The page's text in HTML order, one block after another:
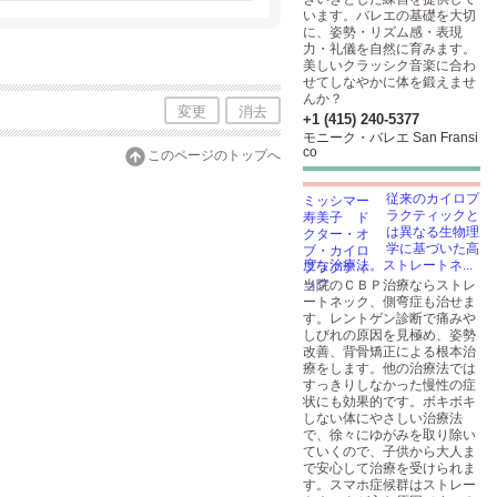
変更 消去
このページのトップへ
います。バレエの基礎を大切
に、姿勢・リズム感・表現
力・礼儀を自然に育みます。
美しいクラッシク音楽に合わ
せてしなやかに体を鍛えませ
んか？
+1 (415) 240-5377
モニーク・バレエ San Fransi
co
従来のカイロプ
ラクティックと
は異なる生物理
学に基づいた高
度な治療法。ストレートネ...
当院のＣＢＰ治療ならストレ
ートネック、側弯症も治せま
す。レントゲン診断で痛みや
しびれの原因を見極め、姿勢
改善、背骨矯正による根本治
療をします。他の治療法では
すっきりしなかった慢性の症
状にも効果的です。ボキボキ
しない体にやさしい治療法
で、徐々にゆがみを取り除い
ていくので、子供から大人ま
で安心して治療を受けられま
す。スマホ症候群はストレー